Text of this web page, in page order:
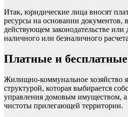
Итак, юридические лица вносят
ресурсы на основании документов,
действующем законодательстве или
наличного или безналичного
Платные и бесплатные
Жилищно-коммунальное хозяйство
структурой, которая выбирается
управления домовым имуществом,
чистоты прилегающей территории.